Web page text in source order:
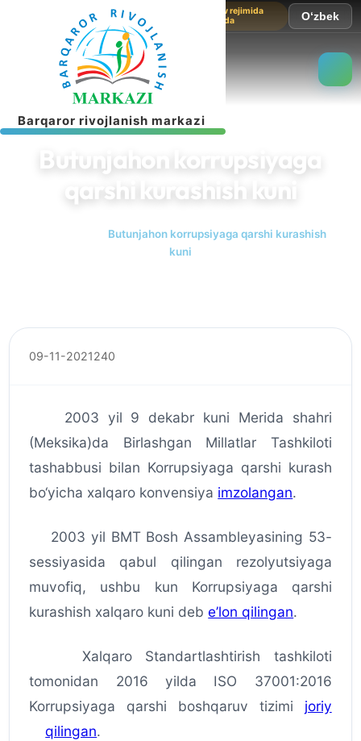
Barqaror rivojlanish markazi
Sayt sinov rejimida
ishlamoqda
O‘zbek
Butunjahon korrupsiyaga
qarshi kurashish kuni
Butunjahon korrupsiyaga qarshi kurashish
kuni
09-11-2021240
2003 yil 9 dekabr kuni Merida shahri
(Meksika)da Birlashgan Millatlar Tashkiloti
tashabbusi bilan Korrupsiyaga qarshi kurash
bo‘yicha xalqaro konvensiya imzolangan.
2003 yil BMT Bosh Assambleyasining 53-
sessiyasida qabul qilingan rezolyutsiyaga
muvofiq, ushbu kun Korrupsiyaga qarshi
kurashish xalqaro kuni deb e’lon qilingan.
Xalqaro Standartlashtirish tashkiloti
tomonidan 2016 yilda ISO 37001:2016
Korrupsiyaga qarshi boshqaruv tizimi joriy
qilingan.